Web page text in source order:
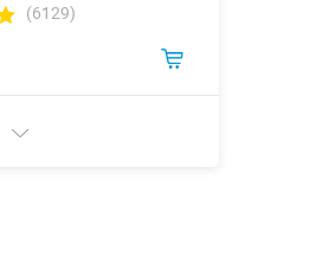
(6129)